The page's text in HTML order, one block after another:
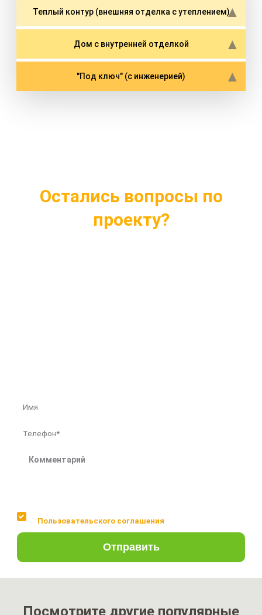
Теплый контур (внешняя отделка с утеплением)
Дом с внутренней отделкой
"Под ключ" (с инженерией)
Остались вопросы по
проекту?
Пользовательского соглашения
Отправить
Посмотрите другие популярные